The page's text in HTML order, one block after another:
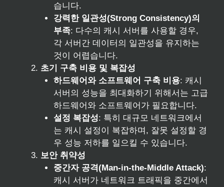
습니다.
강력한 일관성(Strong Consistency)의
부족: 다수의 캐시 서버를 사용할 경우,
각 서버간 데이터의 일관성을 유지하는
것이 어렵습니다.
초기 구축 비용 및 복잡성
하드웨어와 소프트웨어 구축 비용: 캐시
서버의 성능을 최대화하기 위해서는 고급
하드웨어와 소프트웨어가 필요합니다.
설정 복잡성: 특히 대규모 네트워크에서
는 캐시 설정이 복잡하며, 잘못 설정할 경
우 성능 저하를 일으킬 수 있습니다.
보안 취약성
중간자 공격(Man-in-the-Middle Attack):
캐시 서버가 네트워크 트래픽을 중간에서